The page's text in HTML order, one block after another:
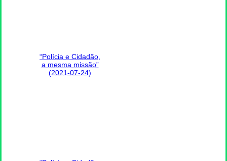
“Polícia e Cidadão,
a mesma missão”
(2021-07-24)